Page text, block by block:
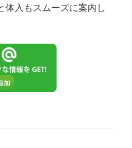
体入もスムーズに案内し